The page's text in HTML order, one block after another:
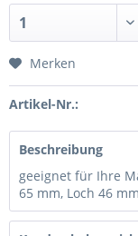
Merken
Artikel-Nr.:
Beschreibung
geeignet für Ihre
65 mm, Loch 46